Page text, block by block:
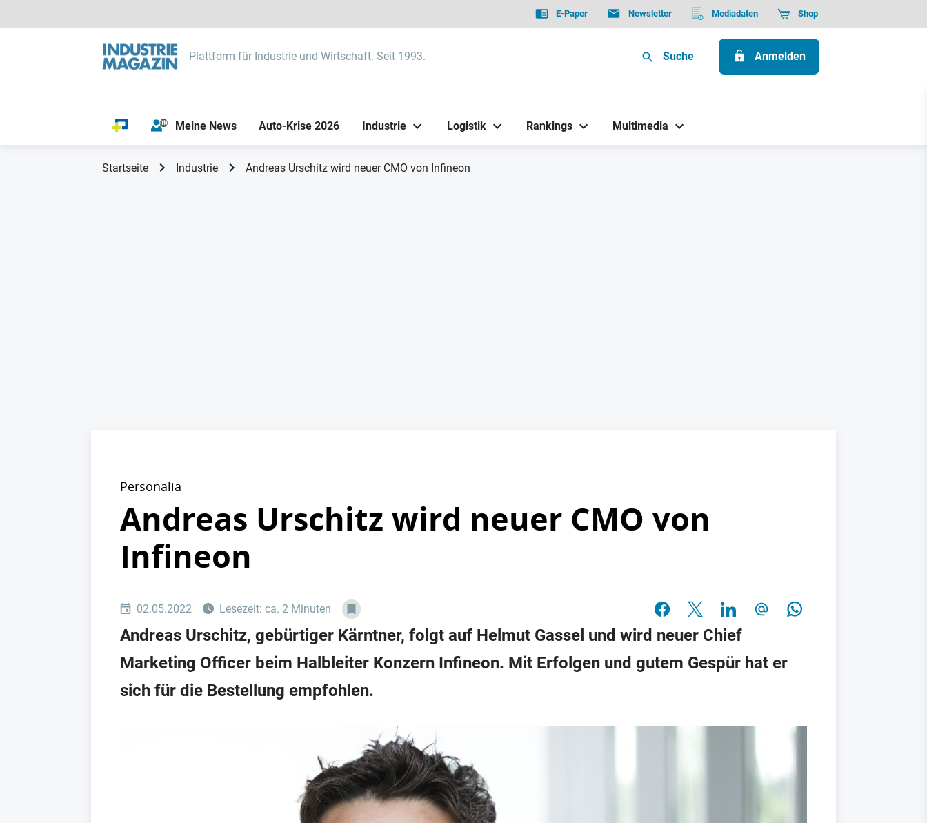
E-Paper Newsletter Mediadaten Shop
Plattform für Industrie und Wirtschaft. Seit 1993. Suche Anmelden
Meine News Auto-Krise 2026 Industrie Logistik Rankings Multimedia
Startseite Industrie Andreas Urschitz wird neuer CMO von Infineon
Personalia
Andreas Urschitz wird neuer CMO von
Infineon
02.05.2022 Lesezeit: ca. 2 Minuten
Andreas Urschitz, gebürtiger Kärntner, folgt auf Helmut Gassel und wird neuer Chief
Marketing Officer beim Halbleiter Konzern Infineon. Mit Erfolgen und gutem Gespür hat er
sich für die Bestellung empfohlen.